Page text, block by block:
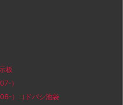
板
）
）ヨドバシ池袋